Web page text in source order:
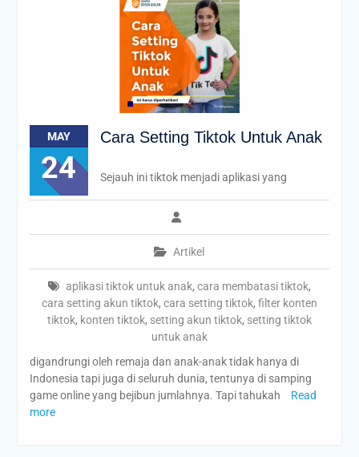
MAY
24
Cara Setting Tiktok Untuk Anak
Artikel
aplikasi tiktok untuk anak, cara membatasi tiktok,
cara setting akun tiktok, cara setting tiktok, filter konten
tiktok, konten tiktok, setting akun tiktok, setting tiktok
untuk anak
Sejauh ini tiktok menjadi aplikasi yang
digandrungi oleh remaja dan anak-anak tidak hanya di
Indonesia tapi juga di seluruh dunia, tentunya di samping
game online yang bejibun jumlahnya. Tapi tahukah
Read
more